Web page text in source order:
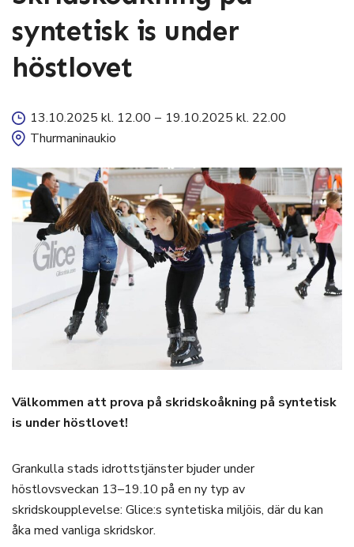
syntetisk is under
höstlovet
13.10.2025 kl. 12.00 – 19.10.2025 kl. 22.00
Thurmaninaukio
Välkommen att prova på skridskoåkning på syntetisk
is under höstlovet!
Grankulla stads idrottstjänster bjuder under
höstlovsveckan 13–19.10 på en ny typ av
skridskoupplevelse: Glice:s syntetiska miljöis, där du kan
åka med vanliga skridskor.